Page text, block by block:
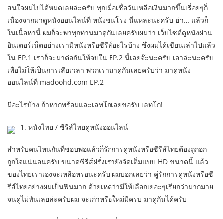
สนใจผมไปได้หมดเลยล่ะครับ ทุกเมื่อเชื่อวันเหลือเงินมากขึ้นเรื่อยๆก็
เนื่องจากมาดูหนังออนไลน์ที่ หนังชนโรง นี่แหละนะครับ ฮ่า… แล้วก็
ในเนื้อหานี้ ผมก็จะพาทุกท่านมาดูกันเลยครับผมว่า เว็บไซต์ดูหนังผ่าน
อินเตอร์เน็ตอย่างเรามีหนังหรือซีรีส์อะไรบ้าง ซึ่งผมได้เขียนเล่าไปแล้ว
ใน EP.1 เราก็จะมาต่อกันให้จบใน EP.2 นี้เลยจ๊ะนะครับ เอาล่ะนะครับ
เพื่อไม่ให้เป็นการเสียเวลา พวกเรามาดูกันเลยครับว่า มาดูหนัง
ออนไลน์ที่ madoohd.com EP.2
มีอะไรบ้าง ถ้าหากพร้อมและเลทโกเลยขอรับ เลทโก!
1. หนังไทย / ซีรีส์ไทยดูหนังออนไลน์
สำหรับคนไหนกันที่ชอบพอแล้วก็รักการดูหนังหรือซีรีส์ไทยต้องถูกอก
ถูกใจแน่นอนครับ ขนาดซีรีส์ฝรั่งเรายังจัดเต็มแบบ HD ขนาดนี้ แล้ว
ของไทยเราเองจะเหลือหรอนะครับ ผมบอกเลยว่า คู่รักการดูหนังหรือซี
รีส์ไทยอย่างผมเป็นฟินมาก ด้วยเหตุว่ามีให้เลือกเยอะๆเรียกว่ามากมาย
จนดูไม่ทันเลยล่ะครับผม จะเก่าหรือใหม่มีครบ มาดูกันได้ครับ